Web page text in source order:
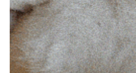
pecodogs
いぬ部をフォロー
ねこ
アプリをダウンロ